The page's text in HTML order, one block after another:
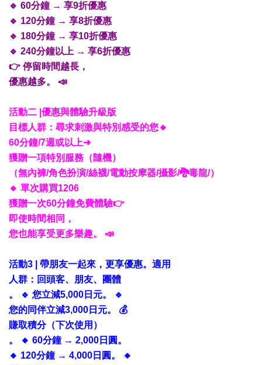
🔹 60分鐘 → 享9折優惠
🔹 120分鐘 → 享8折優惠
🔹 180分鐘 → 享10折優惠
🔹 240分鐘以上 → 享6折優惠
👉 停留時間越長，
優惠越多。 📣
活動二 |優惠與體驗升級版
目標人群：尋求刺激與特別感受的您🔸
60分鐘/7週或以上➜
獲贈一項特別服務（隨機）
（無內褲/角色扮演/絲襪/電動按摩器/攝影/🐉毒龍/）
🔸 單次購買1206
獲贈一次60分鐘免費體驗👉
即使時間相同，
您也能享受更多樂趣。 📣
活動3 | 帶朋友一起來，更享優惠。適用
人群：回頭客、朋友、團體
。 🔹 您立減5,000日元。 🔹
您的同伴立減3,000日元。 💰
賺取積分（下次使用）
。 🔸 60分鐘 → 2,000日圓。
🔸 120分鐘 → 4,000日圓。 🔸